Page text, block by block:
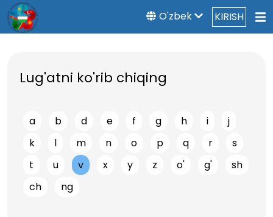
O'zbek KIRISH
Lug'atni ko'rib chiqing
a b d e f g h i
j
k
l m n o p q r
s
t
u v x y z o' g'
sh
ch
ng